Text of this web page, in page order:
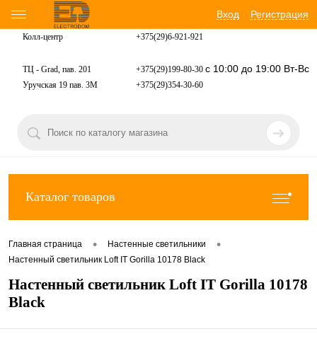
Вход Регистрация
Колл-центр +375(29)6-921-921
ТЦ - Grad, пав. 201 +375(29)199-80-30 с 10:00 до 19:00 Вт-Вс
Уручская 19 пав. 3М +375(29)354-30-60
Каталог товаров
Главная страница • Настенные светильники •
Настенный светильник Loft IT Gorilla 10178 Black
Настенный светильник Loft IT Gorilla 10178
Black